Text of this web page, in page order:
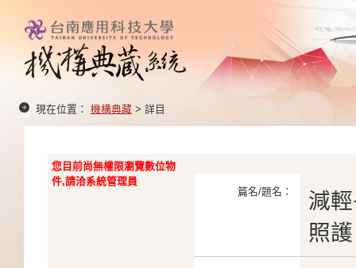
現在位置： 機構典藏 > 詳目
您目前尚無權限瀏覽數位物
件,請洽系統管理員
篇名/題名：
減
照